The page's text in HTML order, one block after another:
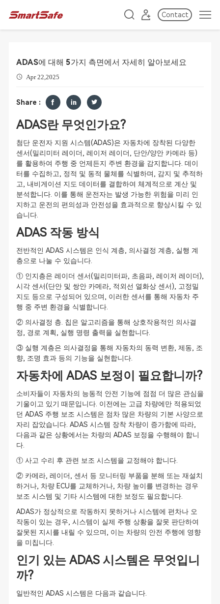
Contact
ADAS에 대해 5가지 측면에서 자세히 알아보세요
Apr 22,2025
Share :
ADAS란 무엇인가요?
첨단 운전자 지원 시스템(ADAS)은 자동차에 장착된 다양한
센서(밀리미터 레이더, 레이저 레이더, 단안/양안 카메라 등)
를 활용하여 주행 중 언제든지 주변 환경을 감지합니다. 데이
터를 수집하고, 정적 및 동적 물체를 식별하며, 감지 및 추적하
고, 내비게이션 지도 데이터를 결합하여 체계적으로 계산 및
분석합니다. 이를 통해 운전자는 발생 가능한 위험을 미리 인
지하고 운전의 편의성과 안전성을 효과적으로 향상시킬 수 있
습니다.
ADAS 작동 방식
전반적인 ADAS 시스템은 인식 계층, 의사결정 계층, 실행 계
층으로 나눌 수 있습니다.
① 인지층은 레이더 센서(밀리미터파, 초음파, 레이저 레이더),
시각 센서(단안 및 쌍안 카메라, 적외선 열화상 센서), 고정밀
지도 등으로 구성되어 있으며, 이러한 센서를 통해 자동차 주
행 중 주변 환경을 식별합니다.
② 의사결정 층. 칩은 알고리즘을 통해 상호작용적인 의사결
정, 경로 계획, 실행 명령 출력을 실현합니다.
③ 실행 계층은 의사결정을 통해 자동차의 동력 변환, 제동, 조
향, 조명 효과 등의 기능을 실현합니다.
자동차에 ADAS 보정이 필요합니까?
소비자들이 자동차의 능동적 안전 기능에 점점 더 많은 관심을
기울이고 있기 때문입니다. 이전에는 고급 차량에만 적용되었
던 ADAS 주행 보조 시스템은 점차 많은 차량의 기본 사양으로
자리 잡았습니다. ADAS 시스템 장착 차량이 증가함에 따라,
다음과 같은 상황에서는 차량의 ADAS 보정을 수행해야 합니
다.
① 사고 수리 후 관련 보조 시스템을 교정해야 합니다.
② 카메라, 레이더, 센서 등 모니터링 부품을 분해 또는 재설치
하거나, 차량 ECU를 교체하거나, 차량 높이를 변경하는 경우
보조 시스템 및 기타 시스템에 대한 보정도 필요합니다.
ADAS가 정상적으로 작동하지 못하거나 시스템에 편차나 오
작동이 있는 경우, 시스템이 실제 주행 상황을 잘못 판단하여
잘못된 지시를 내릴 수 있으며, 이는 차량의 안전 주행에 영향
을 미칩니다.
인기 있는 ADAS 시스템은 무엇입니
까?
일반적인 ADAS 시스템은 다음과 같습니다.